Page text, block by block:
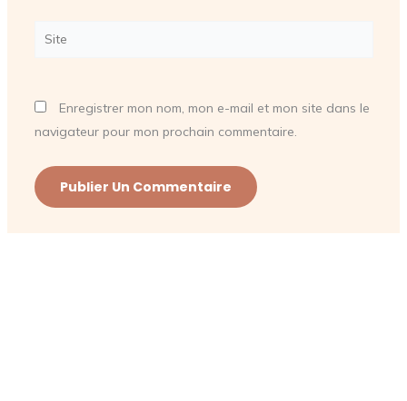
Site
Enregistrer mon nom, mon e-mail et mon site dans le
navigateur pour mon prochain commentaire.